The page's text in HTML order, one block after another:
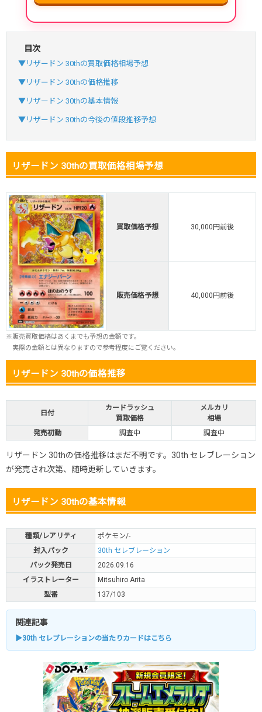
オリパスタジアム公式はこちら ＞
オリくじ
・新規限定！8種類の激熱オリパ
オリくじ公式はこちら ＞
TORAオリパ
・リリース1周年イベント開催中！
・新規登録で最大90%OFF
初回登録で4種類アド確解放
目次
▼リザードン 30thの買取価格相場予想
▼リザードン 30thの価格推移
▼リザードン 30thの基本情報
▼リザードン 30thの今後の値段推移予想
リザードン 30thの買取価格相場予想
買取価格予想 30,000円前後
販売価格予想 40,000円前後
※販売買取価格はあくまでも予想の金額です。
実際の金額とは異なりますので参考程度にご覧ください。
リザードン 30thの価格推移
日付
カードラッシュ
買取価格
メルカリ
相場
発売初動
調査中 調査中
リザードン 30thの価格推移はまだ不明です。30th セレブレーション
が発売され次第、随時更新していきます。
リザードン 30thの基本情報
種類/レアリティ
ポケモン/-
封入パック
30th セレブレーション
パック発売日
2026.09.16
イラストレーター
Mitsuhiro Arita
型番
137/103
関連記事
▶30th セレブレーションの当たりカードはこちら